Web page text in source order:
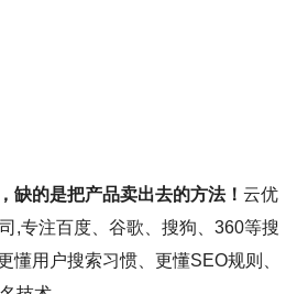
缺的是把产品卖出去的方法！ 云优
,专注百度、谷歌、搜狗、360等搜
懂用户搜索习惯、更懂SEO规则、